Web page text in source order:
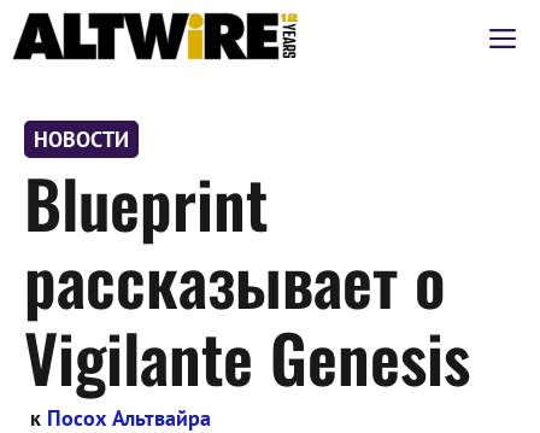
Перейти
НОВОСТИ
Blueprint
рассказывает о
Vigilante Genesis
к Посох Альтвайра